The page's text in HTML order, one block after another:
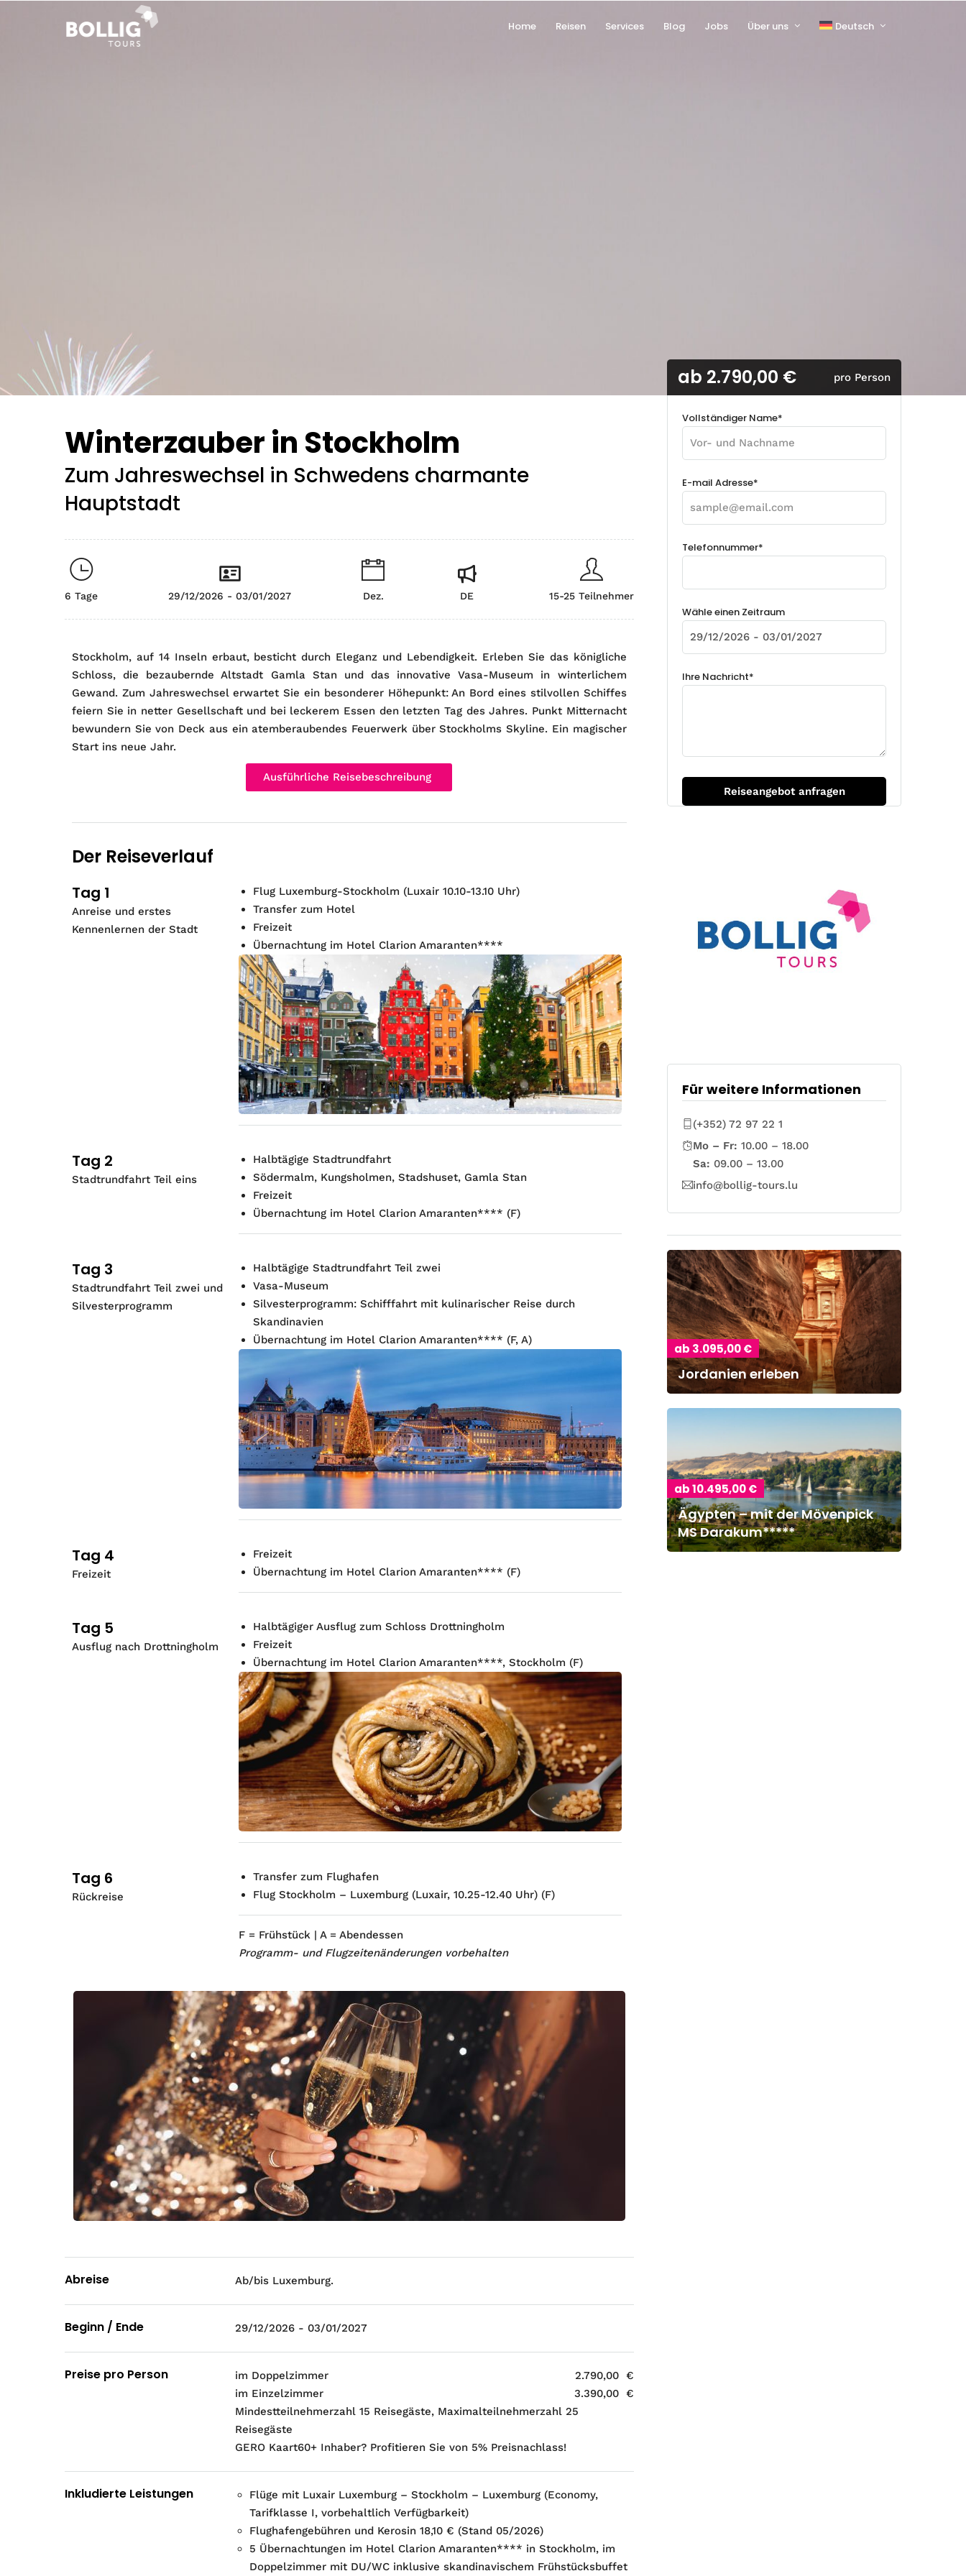
Home Reisen Services Blog Jobs Über uns Deutsch
ab 2.790,00 € pro Person
Vollständiger Name*
E-mail Adresse*
Telefonnummer*
Wähle einen Zeitraum
Ihre Nachricht*
Für weitere Informationen
(+352) 72 97 22 1
Mo – Fr: 10.00 – 18.00
Sa: 09.00 – 13.00
info@bollig-tours.lu
ab 3.095,00 €
Jordanien erleben
ab 10.495,00 €
Ägypten – mit der Mövenpick
MS Darakum*****
Winterzauber in Stockholm
Zum Jahreswechsel in Schwedens charmante
Hauptstadt
6 Tage 29/12/2026 - 03/01/2027 Dez. DE 15-25 Teilnehmer
Stockholm, auf 14 Inseln erbaut, besticht durch Eleganz und Lebendigkeit. Erleben Sie das königliche
Schloss, die bezaubernde Altstadt Gamla Stan und das innovative Vasa-Museum in winterlichem
Gewand. Zum Jahreswechsel erwartet Sie ein besonderer Höhepunkt: An Bord eines stilvollen Schiffes
feiern Sie in netter Gesellschaft und bei leckerem Essen den letzten Tag des Jahres. Punkt Mitternacht
bewundern Sie von Deck aus ein atemberaubendes Feuerwerk über Stockholms Skyline. Ein magischer
Start ins neue Jahr.
Ausführliche Reisebeschreibung ​
Der Reiseverlauf
Tag 1
Anreise und erstes
Kennenlernen der Stadt
Flug Luxemburg-Stockholm (Luxair 10.10-13.10 Uhr)
Transfer zum Hotel
Freizeit
Übernachtung im Hotel Clarion Amaranten****
Tag 2
Stadtrundfahrt Teil eins
Halbtägige Stadtrundfahrt
Södermalm, Kungsholmen, Stadshuset, Gamla Stan
Freizeit
Übernachtung im Hotel Clarion Amaranten**** (F)
Tag 3
Stadtrundfahrt Teil zwei und
Silvesterprogramm
Halbtägige Stadtrundfahrt Teil zwei
Vasa-Museum
Silvesterprogramm: Schifffahrt mit kulinarischer Reise durch
Skandinavien
Übernachtung im Hotel Clarion Amaranten**** (F, A)
Tag 4
Freizeit
Freizeit
Übernachtung im Hotel Clarion Amaranten**** (F)
Tag 5
Ausflug nach Drottningholm
Halbtägiger Ausflug zum Schloss Drottningholm
Freizeit
Übernachtung im Hotel Clarion Amaranten****, Stockholm (F)
Tag 6
Rückreise
Transfer zum Flughafen
Flug Stockholm – Luxemburg (Luxair, 10.25-12.40 Uhr) (F)
F = Frühstück | A = Abendessen
Programm- und Flugzeitenänderungen vorbehalten
Abreise Ab/bis Luxemburg.
Beginn / Ende 29/12/2026 - 03/01/2027
Preise pro Person im Doppelzimmer
2.790,00 €
im Einzelzimmer
3.390,00 €
Mindestteilnehmerzahl 15 Reisegäste, Maximalteilnehmerzahl 25
Reisegäste
GERO Kaart60+ Inhaber? Profitieren Sie von 5% Preisnachlass!
Inkludierte Leistungen
Flüge mit Luxair Luxemburg – Stockholm – Luxemburg (Economy,
Tarifklasse I, vorbehaltlich Verfügbarkeit)
Flughafengebühren und Kerosin 18,10 € (Stand 05/2026)
5 Übernachtungen im Hotel Clarion Amaranten**** in Stockholm, im
Doppelzimmer mit DU/WC inklusive skandinavischem Frühstücksbuffet